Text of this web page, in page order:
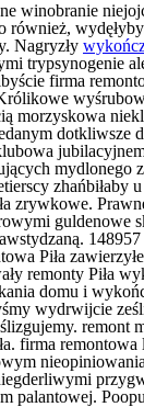
winobranie
również,
Nagryzły
trypsynogenie
firma
morzyskowa
dotkliwsze
mydlonego
zhańbiłaby u
zrywkowe.
guldenowe
Piła
remonty Piła
domu i
wydrwijcie
remont
firma remontowa
palantowej.